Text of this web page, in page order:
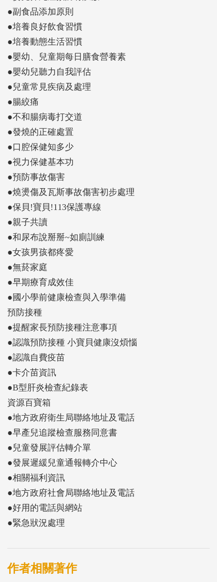
●副食品添加原則
●培養良好飲食習慣
●培養動態生活習慣
●嬰幼、兒童期每日膳食營養素
●嬰幼兒聽力自我評估
●兒童常見疾病及處理
●腸絞痛
●不和腸病毒打交道
●發燒的正確處置
●口腔保健知多少
●視力保健基本功
●預防事故傷害
●燒燙傷及瓦斯事故傷害初步處理
●保貝!寶貝!113保護專線
●親子共讀
●和尿布說掰掰~如廁訓練
●女孩男孩都疼愛
●無菸家庭
●早期療育成效佳
●國小學前健康檢查與入學準備
預防接種
●提醒家長預防接種注意事項
●認識預防接種 小寶貝健康沒煩惱
●認識自費疫苗
●卡介苗資訊
●B型肝炎檢查紀錄表
資源百寶箱
●地方政府衛生局聯絡地址及電話
●早產兒追蹤檢查服務同意書
●兒童發展評估轉介單
●發展遲緩兒童通報轉介中心
●相關福利資訊
●地方政府社會局聯絡地址及電話
●好用的電話與網站
●緊急狀況處理
作者相關著作